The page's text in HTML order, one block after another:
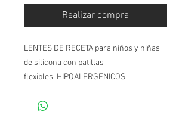
Realizar compra
LENTES DE RECETA para niños y niñas
de silicona con patillas
flexibles, HIPOALERGENICOS